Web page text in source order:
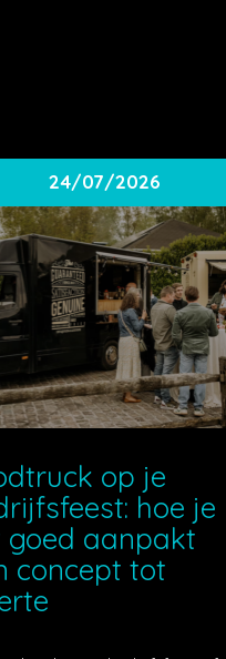
24/07/2026
op je
hoe je
goed aanpakt
concept tot